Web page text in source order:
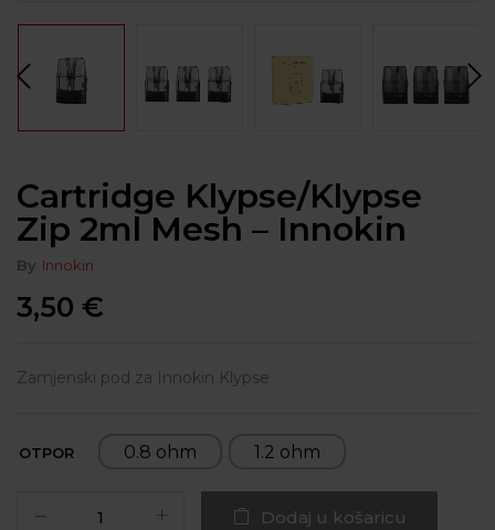
Cartridge Klypse/Klypse
Zip 2ml Mesh – Innokin
By Innokin
3,50 €
Zamjenski pod za Innokin Klypse
OTPOR 0.8 ohm 1.2 ohm
Dodaj u košaricu